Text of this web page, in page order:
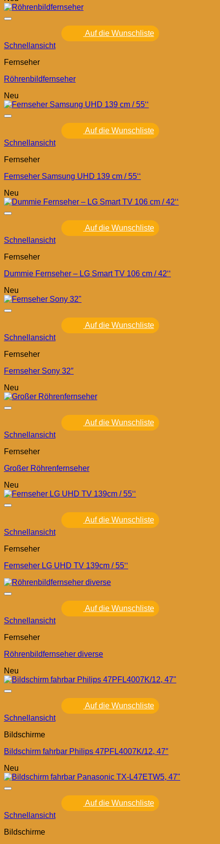
Auf die Wunschliste
Schnellansicht
Fernseher
Röhrenbildfernseher
Neu
Auf die Wunschliste
Schnellansicht
Fernseher
Fernseher Samsung UHD 139 cm / 55‘‘
Neu
Auf die Wunschliste
Schnellansicht
Fernseher
Dummie Fernseher – LG Smart TV 106 cm / 42‘‘
Neu
Auf die Wunschliste
Schnellansicht
Fernseher
Fernseher Sony 32″
Neu
Auf die Wunschliste
Schnellansicht
Fernseher
Großer Röhrenfernseher
Neu
Auf die Wunschliste
Schnellansicht
Fernseher
Fernseher LG UHD TV 139cm / 55‘‘
Auf die Wunschliste
Schnellansicht
Fernseher
Röhrenbildfernseher diverse
Neu
Auf die Wunschliste
Schnellansicht
Bildschirme
Bildschirm fahrbar Philips 47PFL4007K/12, 47″
Neu
Auf die Wunschliste
Schnellansicht
Bildschirme